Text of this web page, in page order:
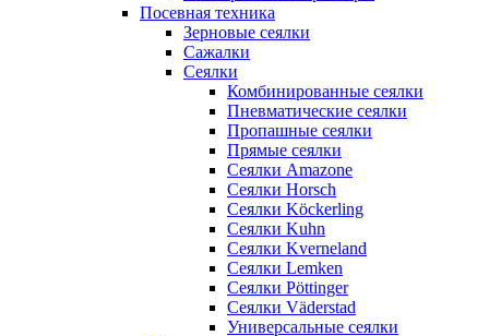
Посевная техника
Зерновые сеялки
Сажалки
Сеялки
Комбинированные сеялки
Пневматические сеялки
Пропашные сеялки
Прямые сеялки
Сеялки Amazone
Сеялки Horsch
Сеялки Köckerling
Сеялки Kuhn
Сеялки Kverneland
Сеялки Lemken
Сеялки Pöttinger
Сеялки Väderstad
Универсальные сеялки